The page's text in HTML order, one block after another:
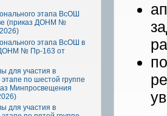
этапа ВсОШ
(приказ ДОНМ №
этапа ВсОШ в
ДОНМ № Пр-163 от
для участия в
по шестой группе
Минпросвещения
для участия в